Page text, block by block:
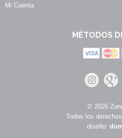
Mi Cuenta
MÉTODOS
© 2026
Todos los
diseño: